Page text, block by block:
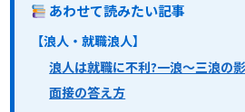
あわせて読みたい記事
【浪人・就職浪人】
浪人は就職に不利?一浪〜三浪の
面接の答え方